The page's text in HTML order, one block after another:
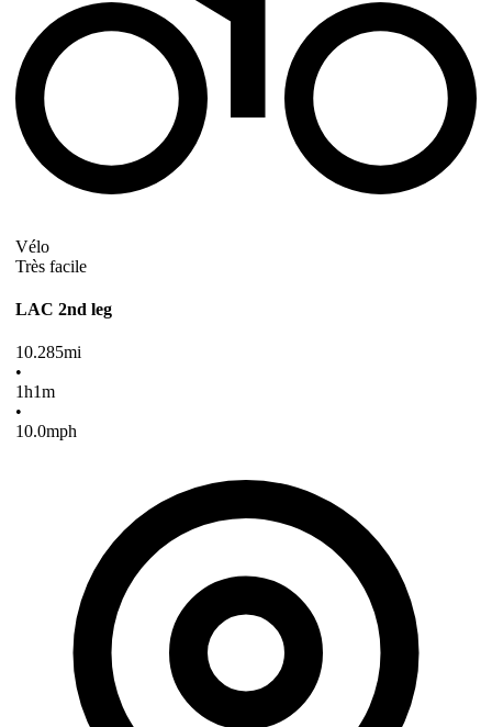
Vélo
Très facile
LAC 2nd leg
10.285mi
•
1h1m
•
10.0mph